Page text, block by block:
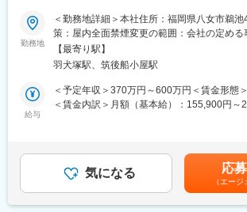
・独自開発した高シェア製品群による商品ポ
的な成長を実現しており、業界のニーズは堅
す。
・地域の働く場の創出や地域雇用に貢献して
た。
医療機器の生産・販売を行う当社において滅
お任せします。主に設備管理や品質管理をご
より良いモノづくり現場を目指して生産の最
レンジして頂きます。
【業務詳細】
・滅菌方法、滅菌条件の設定・最適化
・文書管理
・新しい滅菌技術の研究・導入 等
※生産設備の自動化など効率化に向けた改善
勤務地
＜勤務地詳細＞本社住所：福岡県八女市鵜
策：屋内全面禁煙変更の範囲：会社の定める
【最寄り駅】
羽犬塚駅、筑後船小屋駅
給与
＜予定年収＞370万円～600万円＜賃金形態
＜賃金内訳＞月額（基本給）：155,900円～
む）＜昇給有無＞有＜残業手当＞有＜給与補
給×3～4ヶ月分)※業績に伴い別途期末賞与有
固定手当には、業務手当（16,000円）・住宅
40,000円）を含みます■経験などを考慮いた
気になる 応
（エー